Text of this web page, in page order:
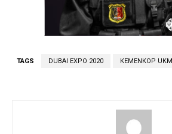
TAGS DUBAI EXPO 2020 KEMENKOP UKM